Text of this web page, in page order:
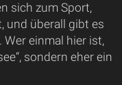
sich zum Sport,
und überall gibt es
Wer einmal hier ist,
sondern eher ein